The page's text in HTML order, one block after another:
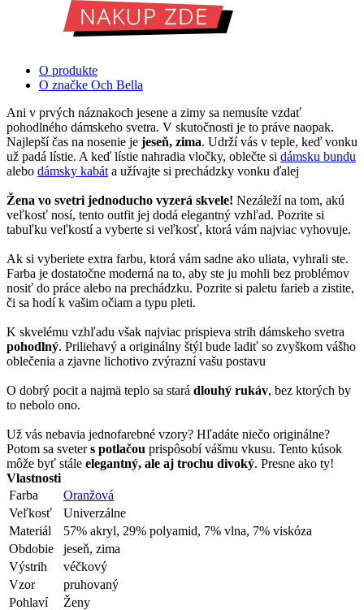
O produkte
O značke Och Bella
Ani v prvých náznakoch jesene a zimy sa nemusíte vzdať
pohodlného dámskeho svetra. V skutočnosti je to práve naopak.
Najlepší čas na nosenie je jeseň, zima. Udrží vás v teple, keď vonku
už padá lístie. A keď lístie nahradia vločky, oblečte si dámsku bundu
alebo dámsky kabát a užívajte si prechádzky vonku ďalej
Žena vo svetri jednoducho vyzerá skvele! Nezáleží na tom, akú
veľkosť nosí, tento outfit jej dodá elegantný vzhľad. Pozrite si
tabuľku veľkostí a vyberte si veľkosť, ktorá vám najviac vyhovuje.
Ak si vyberiete extra farbu, ktorá vám sadne ako uliata, vyhrali ste.
Farba je dostatočne moderná na to, aby ste ju mohli bez problémov
nosiť do práce alebo na prechádzku. Pozrite si paletu farieb a zistite,
či sa hodí k vašim očiam a typu pleti.
K skvelému vzhľadu však najviac prispieva strih dámskeho svetra
pohodlný. Priliehavý a originálny štýl bude ladiť so zvyškom vášho
oblečenia a zjavne lichotivo zvýrazní vašu postavu
O dobrý pocit a najmä teplo sa stará dlouhý rukáv, bez ktorých by
to nebolo ono.
Už vás nebavia jednofarebné vzory? Hľadáte niečo originálne?
Potom sa sveters potlačou prispôsobí vášmu vkusu. Tento kúsok
môže byť stále elegantný, ale aj trochu divoký. Presne ako ty!
Vlastnosti
Farba
Oranžová
Veľkosť
Univerzálne
Materiál
57% akryl, 29% polyamid, 7% vlna, 7% viskóza
Obdobie
jeseň, zima
Výstrih
véčkový
Vzor
pruhovaný
Pohlaví
Ženy